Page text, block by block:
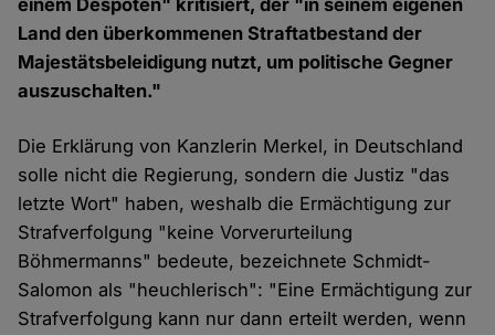
einem Despoten" kritisiert, der "in seinem eigenen
Land den überkommenen Straftatbestand der
Majestätsbeleidigung nutzt, um politische Gegner
auszuschalten."
Die Erklärung von Kanzlerin Merkel, in Deutschland
solle nicht die Regierung, sondern die Justiz "das
letzte Wort" haben, weshalb die Ermächtigung zur
Strafverfolgung "keine Vorverurteilung
Böhmermanns" bedeute, bezeichnete Schmidt-
Salomon als "heuchlerisch": "Eine Ermächtigung zur
Strafverfolgung kann nur dann erteilt werden, wenn